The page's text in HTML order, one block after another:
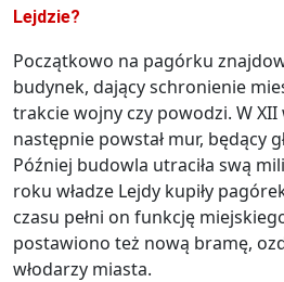
Lejdzie?
Początkowo na pagórku
budynek, dający schronienie
trakcie wojny czy powodzi. W
następnie powstał mur, będący
Później budowla utraciła swą
roku władze Lejdy kupiły
czasu pełni on funkcję
postawiono też nową bramę,
włodarzy miasta.